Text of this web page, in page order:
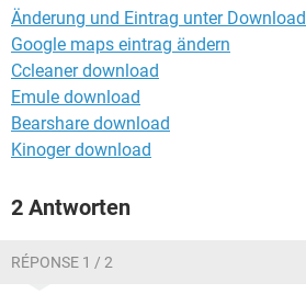
Änderung und Eintrag unter Download
Google maps eintrag ändern
Ccleaner download
Emule download
Bearshare download
Kinoger download
2 Antworten
RÉPONSE 1 / 2